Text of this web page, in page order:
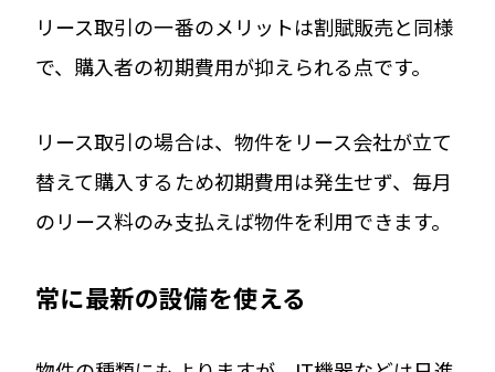
リース取引の一番のメリットは割賦販売と同様
で、購入者の初期費用が抑えられる点です。
リース取引の場合は、物件をリース会社が立て
替えて購入するため初期費用は発生せず、毎月
のリース料のみ支払えば物件を利用できます。
常に最新の設備を使える